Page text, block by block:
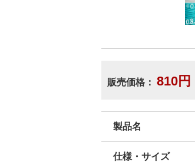
販売価格： 810円
製品名
仕様・サイズ